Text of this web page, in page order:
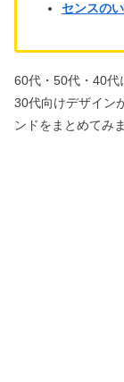
センスの
60代・50代・40代
30代向けデザイン
ンドをまとめてみ